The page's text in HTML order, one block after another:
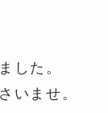
した。
いませ。